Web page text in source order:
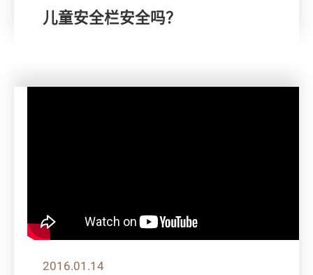
儿童安全栏安全吗？
2016.01.14